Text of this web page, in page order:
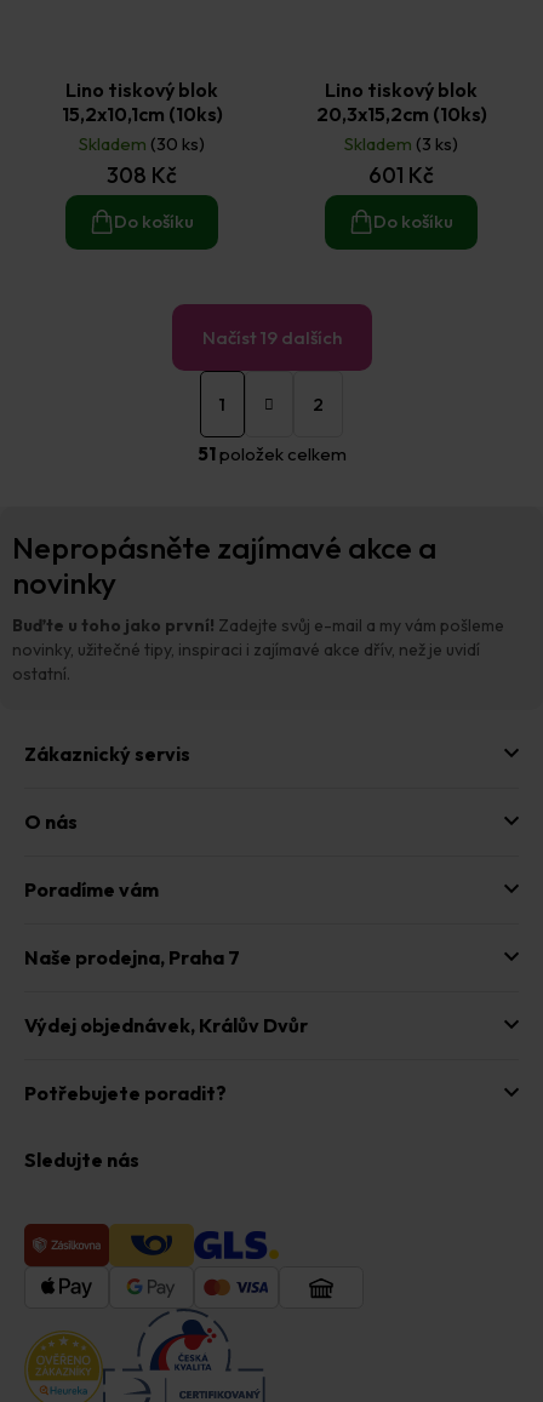
Lino tiskový blok
15,2x10,1cm (10ks)
Skladem (30 ks)
308 Kč
Do košíku
Lino tiskový blok
20,3x15,2cm (10ks)
Skladem (3 ks)
601 Kč
Do košíku
O
á
í
v
k
Načíst 19 dalších
S
t
n
á
n
1 2
51položek celkem
Nepropásněte zajímavé akce a
novinky
Buďte u toho jako první! Zadejte svůj e-mail a my vám pošleme
novinky, užitečné tipy, inspiraci i zajímavé akce dřív, než je uvidí
ostatní.
Zákaznický servis
O nás
Poradíme vám
Naše prodejna, Praha 7
Výdej objednávek, Králův Dvůr
Potřebujete poradit?
Sledujte nás